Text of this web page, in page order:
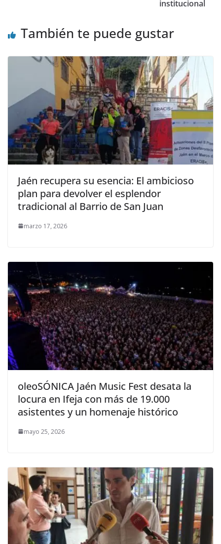
institucional
También te puede gustar
Jaén recupera su esencia: El ambicioso
plan para devolver el esplendor
tradicional al Barrio de San Juan
marzo 17, 2026
oleoSÓNICA Jaén Music Fest desata la
locura en Ifeja con más de 19.000
asistentes y un homenaje histórico
mayo 25, 2026